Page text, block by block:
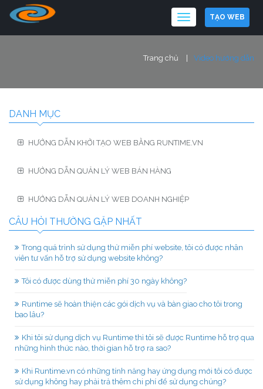
TẠO WEB
Trang chủ Video hướng dẫn
DANH MỤC
HƯỚNG DẪN KHỞI TẠO WEB BẰNG RUNTIME.VN
HƯỚNG DẪN QUẢN LÝ WEB BÁN HÀNG
HƯỚNG DẪN QUẢN LÝ WEB DOANH NGHIỆP
CÂU HỎI THƯỜNG GẶP NHẤT
Trong quá trình sử dụng thử miễn phí website, tôi có được nhân
viên tư vấn hỗ trợ sử dụng website không?
Tôi có được dùng thử miễn phí 30 ngày không?
Runtime sẽ hoàn thiện các gói dịch vụ và bàn giao cho tôi trong
bao lâu?
Khi tôi sử dụng dịch vụ Runtime thì tôi sẽ được Runtime hỗ trợ qua
những hình thức nào, thời gian hỗ trợ ra sao?
Khi Runtime.vn có những tính năng hay ứng dụng mới tôi có được
sử dụng không hay phải trả thêm chi phí để sử dụng chúng?